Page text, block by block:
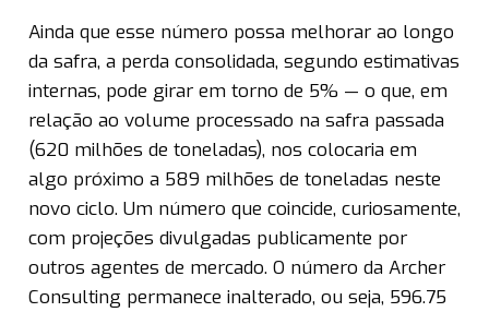
Ainda que esse número possa melhorar ao longo
da safra, a perda consolidada, segundo estimativas
internas, pode girar em torno de 5% — o que, em
relação ao volume processado na safra passada
(620 milhões de toneladas), nos colocaria em
algo próximo a 589 milhões de toneladas neste
novo ciclo. Um número que coincide, curiosamente,
com projeções divulgadas publicamente por
outros agentes de mercado. O número da Archer
Consulting permanece inalterado, ou seja, 596.75